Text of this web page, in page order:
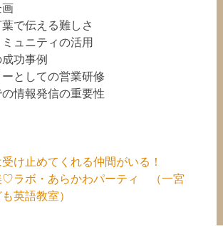
で伝える難しさ
ュニティの活用
功事例
としての営業研修
情報発信の重要性
け止めてくれる仲間がいる！
♡ラボ・あらかわパーティ （一宮
英語教室）